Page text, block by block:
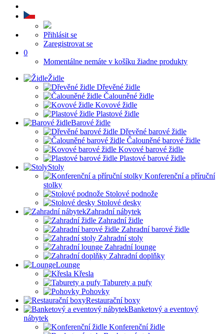
Přihlásit se
Zaregistrovat se
0
Momentálne nemáte v košíku žiadne produkty
Židle
Dřevěné židle
Čalouněné židle
Kovové židle
Plastové židle
Barové židle
Dřevěné barové židle
Čalouněné barové židle
Kovové barové židle
Plastové barové židle
Stoly
Konferenční a příruční
stolky
Stolové podnože
Stolové desky
Zahradní nábytek
Zahradní židle
Zahradní barové židle
Zahradní stoly
Zahradní lounge
Zahradní doplňky
Lounge
Křesla
Taburety a pufy
Pohovky
Restaurační boxy
Banketový a eventový
nábytek
Konferenční židle